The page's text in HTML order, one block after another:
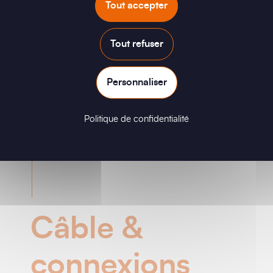
Câble &
connexions
Tout accepter
Tout refuser
Personnaliser
Politique de confidentialité